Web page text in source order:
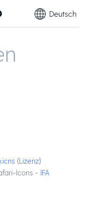
Deutsch
(Lizenz)
Icons - IFA